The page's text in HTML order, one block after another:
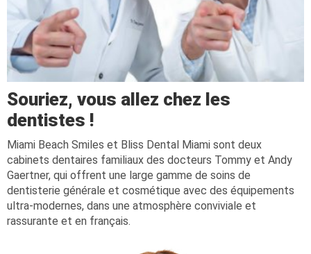
Souriez, vous allez chez les
dentistes !
Miami Beach Smiles et Bliss Dental Miami sont deux
cabinets dentaires familiaux des docteurs Tommy et Andy
Gaertner, qui offrent une large gamme de soins de
dentisterie générale et cosmétique avec des équipements
ultra-modernes, dans une atmosphère conviviale et
rassurante et en français.